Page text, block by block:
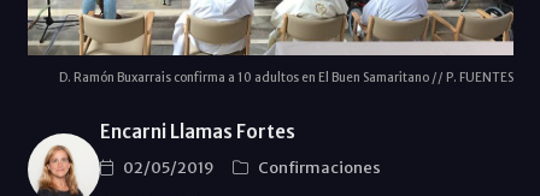
D. Ramón Buxarrais confirma a 10 adultos en El Buen Samaritano // P. FUENTES
Encarni Llamas Fortes
02/05/2019
Confirmaciones